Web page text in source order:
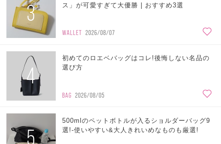
3
ス」が可愛すぎて大優勝 | おすすめ3選
WALLET 2026/08/07
4
初めてのロエベバッグはコレ!後悔しない名品の
選び方
BAG 2026/08/05
5
500mlのペットボトルが入るショルダーバッグ9
選!-使いやすい&大人きれいめなものも厳選!